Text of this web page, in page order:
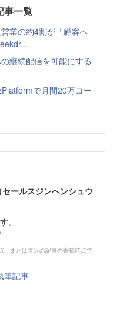
事一覧
業の約4割が「顧客へ
継続配信を可能にする
で月間20万コー
ールスジンヘンシュウ
。
、または直近の記事の寄稿時点で
筆記事